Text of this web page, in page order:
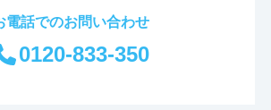
電話でのお問い合わせ
0120-833-350